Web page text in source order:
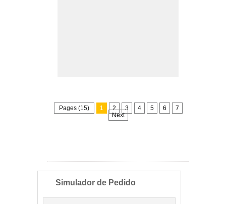
Pages (15) 1 2 3 4 5 6
7
Next
Simulador de Pedido